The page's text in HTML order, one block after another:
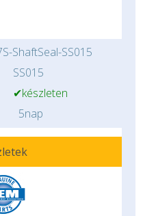
ShaftSeal-SS015
SS015
✔készleten
5nap